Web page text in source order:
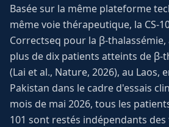
Basée sur la même plateforme
même voie thérapeutique, la CS-
Correctseq pour la β-
plus de dix patients atteints de β-
(Lai et al., Nature, 2026), au Laos,
Pakistan dans le cadre d'essais
mois de mai 2026, tous les
101 sont restés indépendants